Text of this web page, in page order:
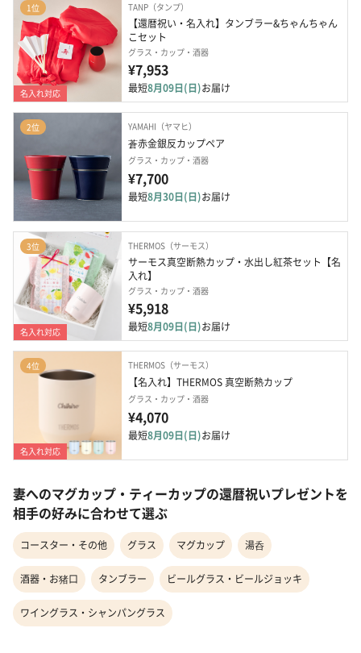
1位
名入れ対応
TANP（タンプ）
【還暦祝い・名入れ】タンブラー&ちゃんちゃん
こセット
グラス・カップ・酒器
¥7,953
最短8月09日(日)お届け
2位 YAMAHI（ヤマヒ）
蒼赤金銀反カップペア
グラス・カップ・酒器
¥7,700
最短8月30日(日)お届け
3位
名入れ対応
THERMOS（サーモス）
サーモス真空断熱カップ・水出し紅茶セット【名
入れ】
グラス・カップ・酒器
¥5,918
最短8月09日(日)お届け
4位
名入れ対応
THERMOS（サーモス）
【名入れ】THERMOS 真空断熱カップ
グラス・カップ・酒器
¥4,070
最短8月09日(日)お届け
妻へのマグカップ・ティーカップの還暦祝いプレゼントを
相手の好みに合わせて選ぶ
コースター・その他 グラス マグカップ 湯呑
酒器・お猪口 タンブラー ビールグラス・ビールジョッキ
ワイングラス・シャンパングラス